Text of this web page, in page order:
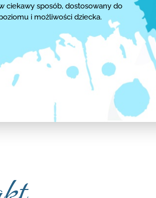
ciekawy sposób, dostosowany do
i możliwości dziecka.